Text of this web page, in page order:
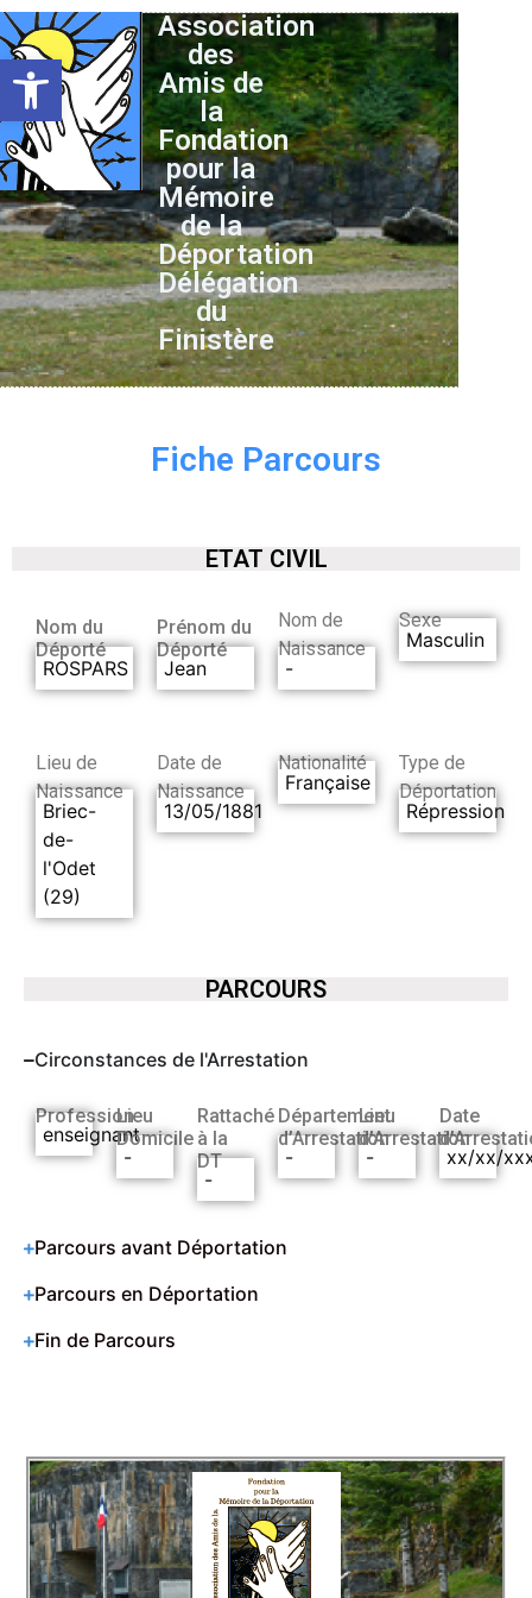
Ouvrir la barre d’outils
Association
des
Amis de
la
Fondation
pour la
Mémoire
de la
Déportation
Délégation
du
Finistère
Fiche Parcours
ETAT CIVIL
Nom du
Déporté
ROSPARS
Prénom du
Déporté
Jean
Nom de
Naissance
-
Sexe
Masculin
Lieu de
Naissance
Briec-
de-
l'Odet
(29)
Date de
Naissance
13/05/1881
Nationalité
Française
Type de
Déportation
Répression
PARCOURS
Circonstances de l'Arrestation
Profession
enseignant
Lieu
Domicile
-
Rattaché
à la
DT
-
Département
d’Arrestation
-
Lieu
d’Arrestation
-
Date
xx/xx/
Parcours avant Déportation
Parcours en Déportation
Fin de Parcours